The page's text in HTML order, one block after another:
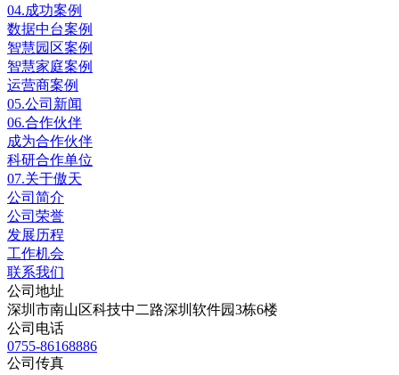
04.成功案例
数据中台案例
智慧园区案例
智慧家庭案例
运营商案例
05.公司新闻
06.合作伙伴
成为合作伙伴
科研合作单位
07.关于傲天
公司简介
公司荣誉
发展历程
工作机会
联系我们
公司地址
深圳市南山区科技中二路深圳软件园3栋6楼
公司电话
0755-86168886
公司传真